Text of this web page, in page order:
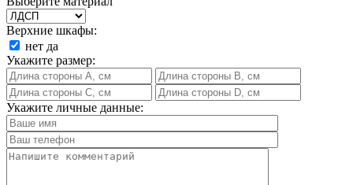
Верхние шкафы:
нет да
Укажите размер:
Укажите личные данные: